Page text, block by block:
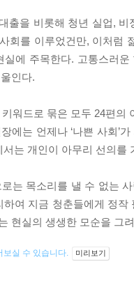
출을 비롯해 청년 실업,
회를 이루었건만, 이처럼
에 주목한다. 고통스러
인다.
워드로 묶은 모두 24편
에는 언제나 ‘나쁜 사회’
는 개인이 아무리 선의
는 목소리를 낼 수 없는
여 지금 청춘들에게 정작
현실의 생생한 모순을 그
보실 수 있습니다. 미리보기